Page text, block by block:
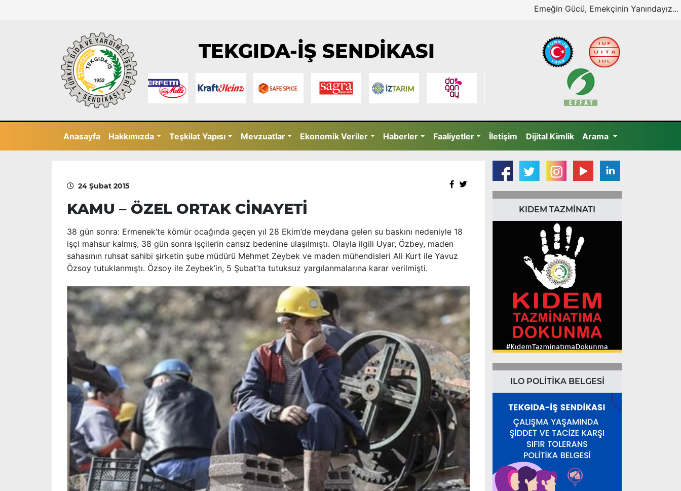
Emeğin Gücü, Emekçinin Yanındayız...
TEKGIDA-İŞ SENDİKASI
Anasayfa Hakkımızda Teşkilat Yapısı Mevzuatlar Ekonomik Veriler Haberler Faaliyetler İletişim Dijital Kimlik Arama
24 Şubat 2015
KAMU – ÖZEL ORTAK CİNAYETİ
38 gün sonra: Ermenek’te kömür ocağında geçen yıl 28 Ekim’de meydana gelen su baskını nedeniyle 18
işçi mahsur kalmış, 38 gün sonra işçilerin cansız bedenine ulaşılmıştı. Olayla ilgili Uyar, Özbey, maden
sahasının ruhsat sahibi şirketin şube müdürü Mehmet Zeybek ve maden mühendisleri Ali Kurt ile Yavuz
Özsoy tutuklanmıştı. Özsoy ile Zeybek’in, 5 Şubat’ta tutuksuz yargılanmalarına karar verilmişti.
KIDEM TAZMİNATI
ILO POLİTİKA BELGESİ